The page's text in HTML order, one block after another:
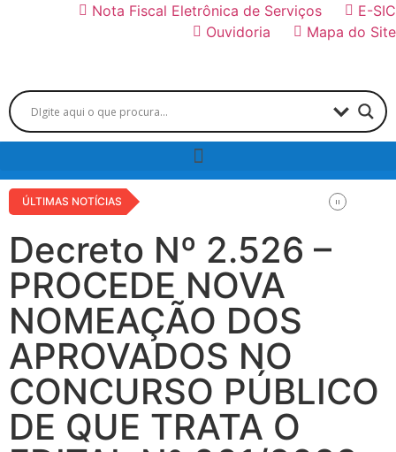
Nota Fiscal Eletrônica de Serviços
E-SIC
Ouvidoria
Mapa do Site
ÚLTIMAS NOTÍCIAS
Decreto Nº 2.526 –
PROCEDE NOVA
NOMEAÇÃO DOS
APROVADOS NO
CONCURSO PÚBLICO
DE QUE TRATA O